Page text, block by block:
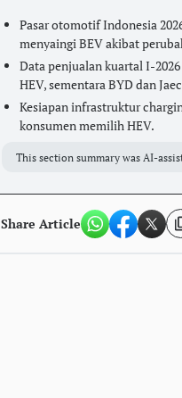
Pasar otomotif Indonesia
menyaingi BEV akibat
Data penjualan kuartal I-
HEV, sementara BYD dan
Kesiapan infrastruktur
konsumen memilih HEV.
This section summary was AI-
Share Article